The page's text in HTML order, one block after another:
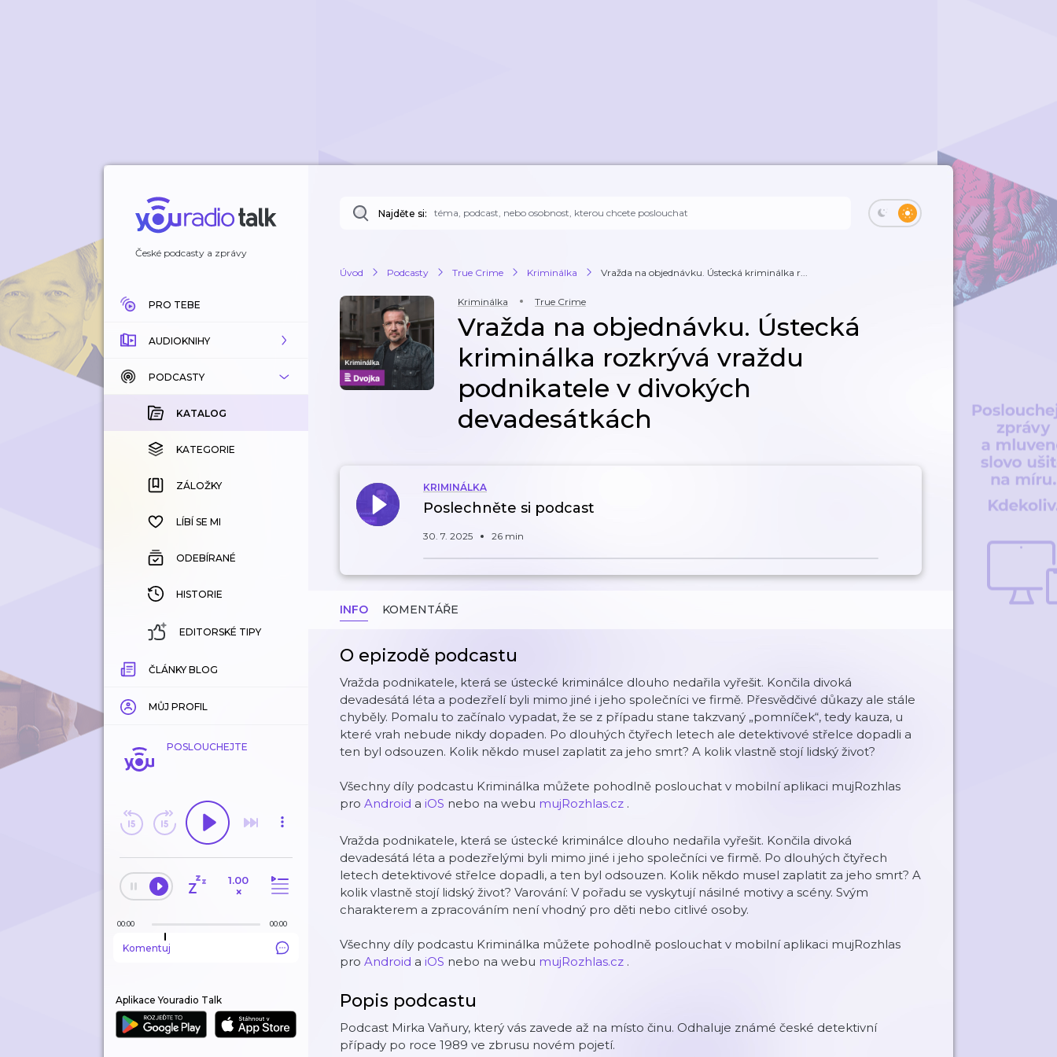
České podcasty a zprávy
PRO TEBE
AUDIOKNIHY
KATALOG
KOUPENÉ
KATEGORIE
ZÁLOŽKY
HISTORIE
PODCASTY
KATALOG
KATEGORIE
ZÁLOŽKY
LÍBÍ SE MI
ODEBÍRANÉ
HISTORIE
EDITORSKÉ TIPY
ČLÁNKY BLOG
MŮJ PROFIL
POSLOUCHEJTE
1.00
×
00:00 00:00
Komentuj
Aplikace Youradio Talk
Najděte si:
Úvod Podcasty True Crime Kriminálka Vražda na objednávku. Ústecká kriminálka r...
Kriminálka True Crime
Vražda na objednávku. Ústecká
kriminálka rozkrývá vraždu
podnikatele v divokých
devadesátkách
KRIMINÁLKA
Poslechněte si podcast
30. 7. 2025 26 min
INFO KOMENTÁŘE
O epizodě podcastu
Vražda podnikatele, která se ústecké kriminálce dlouho nedařila vyřešit. Končila divoká
devadesátá léta a podezřelí byli mimo jiné i jeho společníci ve firmě. Přesvědčivé důkazy ale stále
chyběly. Pomalu to začínalo vypadat, že se z případu stane takzvaný „pomníček“, tedy kauza, u
které vrah nebude nikdy dopaden. Po dlouhých čtyřech letech ale detektivové střelce dopadli a
ten byl odsouzen. Kolik někdo musel zaplatit za jeho smrt? A kolik vlastně stojí lidský život?
Všechny díly podcastu Kriminálka můžete pohodlně poslouchat v mobilní aplikaci mujRozhlas
pro Android a iOS nebo na webu mujRozhlas.cz .
Vražda podnikatele, která se ústecké kriminálce dlouho nedařila vyřešit. Končila divoká
devadesátá léta a podezřelými byli mimo jiné i jeho společníci ve firmě. Po dlouhých čtyřech
letech detektivové střelce dopadli, a ten byl odsouzen. Kolik někdo musel zaplatit za jeho smrt? A
kolik vlastně stojí lidský život? Varování: V pořadu se vyskytují násilné motivy a scény. Svým
charakterem a zpracováním není vhodný pro děti nebo citlivé osoby.
Všechny díly podcastu Kriminálka můžete pohodlně poslouchat v mobilní aplikaci mujRozhlas
pro Android a iOS nebo na webu mujRozhlas.cz .
Popis podcastu
Podcast Mirka Vaňury, který vás zavede až na místo činu. Odhaluje známé české detektivní
případy po roce 1989 ve zbrusu novém pojetí.